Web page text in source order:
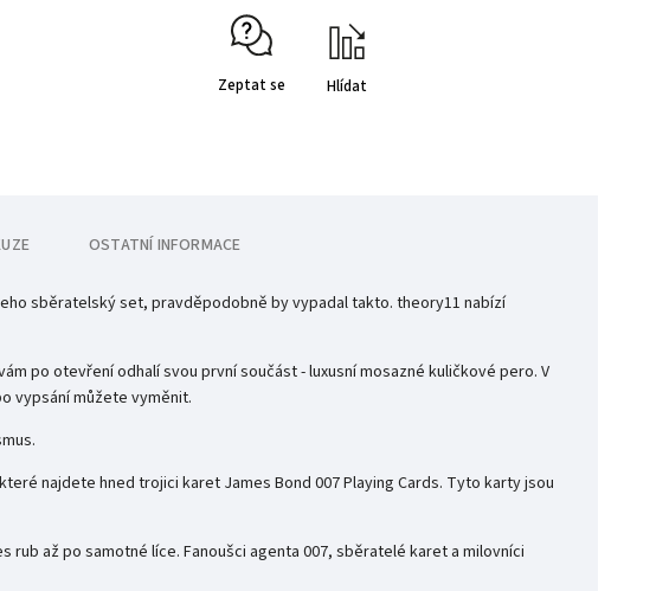
Zeptat se Hlídat
OSTATNÍ INFORMACE
sběratelský set, pravděpodobně by vypadal takto. theory11 nabízí
po otevření odhalí svou první součást - luxusní mosazné kuličkové pero. V
vypsání můžete vyměnit.
najdete hned trojici karet James Bond 007 Playing Cards. Tyto karty jsou
rub až po samotné líce. Fanoušci agenta 007, sběratelé karet a milovníci